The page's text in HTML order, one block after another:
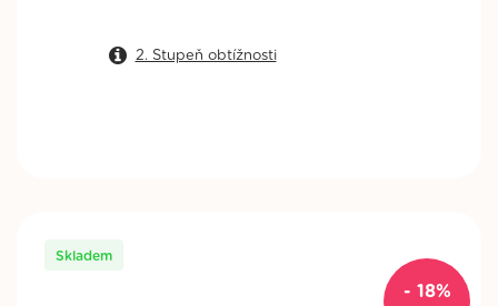
2. Stupeň obtížnosti
- 18%
Skladem